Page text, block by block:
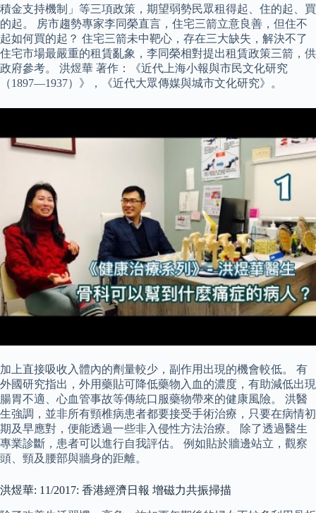
積金支持機制」等三項政策，期望弱勢民眾租得起、住的起、買
的起。 房市趨勢專家李同榮直言，住宅三箭立意良善，但住不
起如何買的起？ 住宅三箭未中靶心，存在三大缺失，解決不了
住宅市場最嚴重的租賃亂象，李同榮相對提出租賃政策三箭，供
政府參考。 洪煜華 著作：《近代上海小報與市民文化研究
（1897—1937）》，《近代大眾傳媒與城市文化研究》。
加上直接吸收入體內的劑量較少，副作用出現的機會較低。 有
外國研究指出，外用藥貼可降低藥物入血的濃度，有助減低出現
腸胃不適、心血管事故等傳統口服藥物帶來的健康風險。 洪醫
生強調，並非所有頸椎病患者都要接受手術治療，只要在病情初
期及早應對，便能透過一些非入侵性方法治療。 除了透過醫生
專業診斷，患者可以進行自我評估。 例如貼於牆邊站立，觀察
頭、頸及腰部與牆身的距離。
洪煜華: 11/2017: 香港經濟日報 增磁力共振掃描